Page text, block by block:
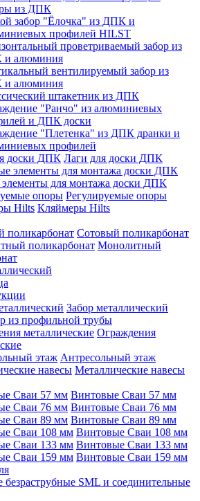
из ДПК
забор "Ёлочка" из ДПК и
профилей HILST
проветриваемый забор из
алюминия
вентилируемый забор из
алюминия
штакетник из ДПК
"Ранчо" из алюминиевых
и ДПК доски
"Плетенка" из ДПК дранки и
профилей
Лаги для доски ДПК
для монтажа доски ДПК
Регулируемые опоры
Кляймеры Hilts
Сотовый поликарбонат
Монолитный
Забор металлический
из профильной трубы
Ограждения
Антресольный этаж
Металлические навесы
Винтовые Сваи 57 мм
Винтовые Сваи 76 мм
Винтовые Сваи 89 мм
Винтовые Сваи 108 мм
Винтовые Сваи 133 мм
Винтовые Сваи 159 мм
SML и соединительные